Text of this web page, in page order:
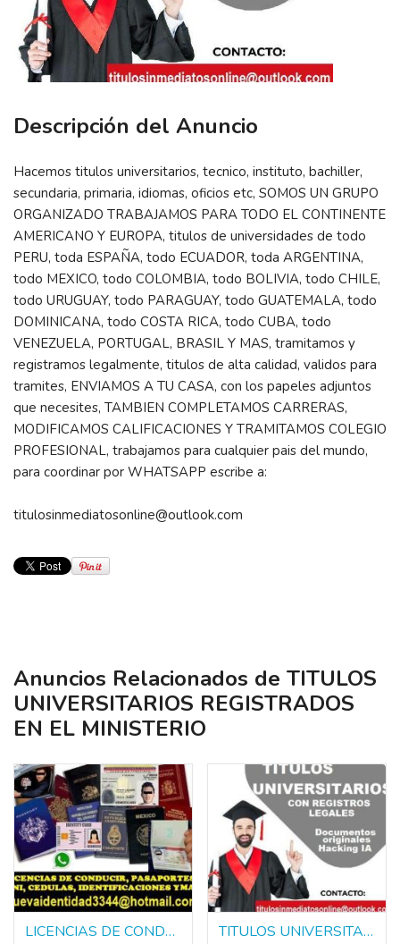
Descripción del Anuncio
Hacemos titulos universitarios, tecnico, instituto, bachiller,
secundaria, primaria, idiomas, oficios etc, SOMOS UN GRUPO
ORGANIZADO TRABAJAMOS PARA TODO EL CONTINENTE
AMERICANO Y EUROPA, titulos de universidades de todo
PERU, toda ESPAÑA, todo ECUADOR, toda ARGENTINA,
todo MEXICO, todo COLOMBIA, todo BOLIVIA, todo CHILE,
todo URUGUAY, todo PARAGUAY, todo GUATEMALA, todo
DOMINICANA, todo COSTA RICA, todo CUBA, todo
VENEZUELA, PORTUGAL, BRASIL Y MAS, tramitamos y
registramos legalmente, titulos de alta calidad, validos para
tramites, ENVIAMOS A TU CASA, con los papeles adjuntos
que necesites, TAMBIEN COMPLETAMOS CARRERAS,
MODIFICAMOS CALIFICACIONES Y TRAMITAMOS COLEGIO
PROFESIONAL, trabajamos para cualquier pais del mundo,
para coordinar por WHATSAPP escribe a:
titulosinmediatosonline@outlook.com
Anuncios Relacionados de TITULOS
UNIVERSITARIOS REGISTRADOS
EN EL MINISTERIO
LICENCIAS DE CONDUCIR, DNI, PASAPORTES Y MAS TITULOS UNIVERSITARIOS REGISTRADOS EN EL MINISTERIO